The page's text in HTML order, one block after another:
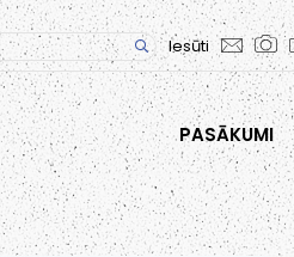
Iesūti
PASĀKUMI